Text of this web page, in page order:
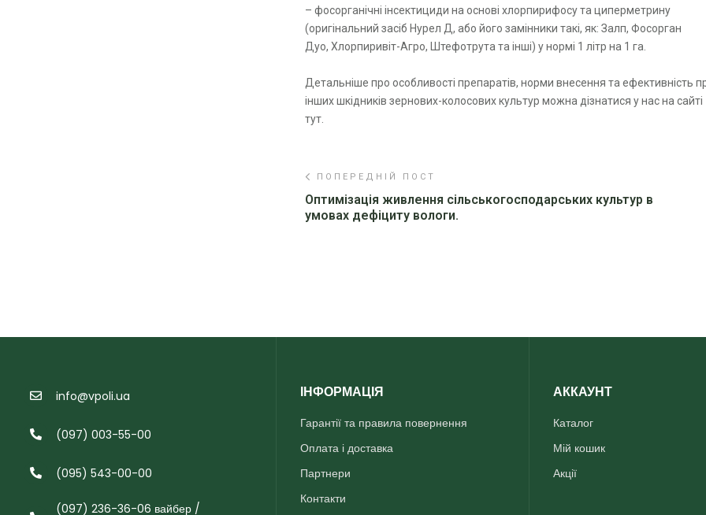
– фосорганічні інсектициди на основі хлорпирифосу та циперметрину
(оригінальний засіб Нурел Д, або його замінники такі, як: Залп, Фосорган
Дуо, Хлорпиривіт-Агро, Штефотрута та інші) у нормі 1 літр на 1 га.
Детальніше про особливості препаратів, норми внесення та ефективність
інших шкідників зернових-колосових культур можна дізнатися у нас на сайті
тут.
ПОПЕРЕДНІЙ ПОСТ
Оптимізація живлення сільськогосподарських культур в
умовах дефіциту вологи.
info@vpoli.ua
(097) 003-55-00
(095) 543-00-00
(097) 236-36-06 вайбер /
ІНФОРМАЦІЯ
Гарантії та правила повернення
Оплата і доставка
Партнери
Контакти
АККАУНТ
Каталог
Мій кошик
Акції